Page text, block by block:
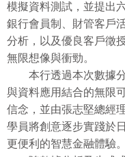
模擬資料測試，並提出
銀行會員制、財管客戶
分析，以及優良客戶徵
無限想像與衝勁。
本行透過本次數據分
與資料應用結合的無限
信念，並由張志堅總經
學員將創意逐步實踐於
更便利的智慧金融體驗。